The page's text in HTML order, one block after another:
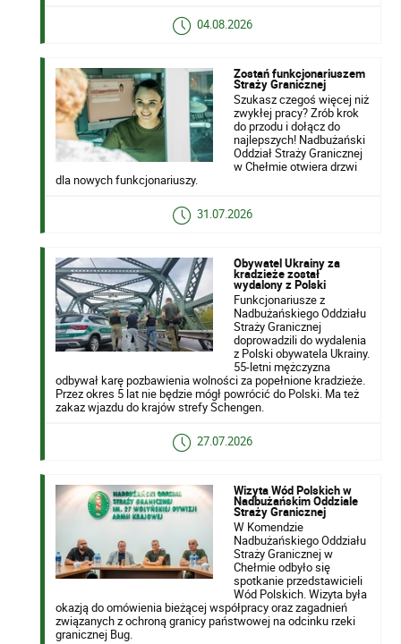
04.08.2026
Zostań funkcjonariuszem
Straży Granicznej
Szukasz czegoś więcej niż
zwykłej pracy? Zrób krok
do przodu i dołącz do
najlepszych! Nadbużański
Oddział Straży Granicznej
w Chełmie otwiera drzwi
dla nowych funkcjonariuszy.
31.07.2026
Obywatel Ukrainy za
kradzieże został
wydalony z Polski
Funkcjonariusze z
Nadbużańskiego Oddziału
Straży Granicznej
doprowadzili do wydalenia
z Polski obywatela Ukrainy.
55-letni mężczyzna
odbywał karę pozbawienia wolności za popełnione kradzieże.
Przez okres 5 lat nie będzie mógł powrócić do Polski. Ma też
zakaz wjazdu do krajów strefy Schengen.
27.07.2026
Wizyta Wód Polskich w
Nadbużańskim Oddziale
Straży Granicznej
W Komendzie
Nadbużańskiego Oddziału
Straży Granicznej w
Chełmie odbyło się
spotkanie przedstawicieli
Wód Polskich. Wizyta była
okazją do omówienia bieżącej współpracy oraz zagadnień
związanych z ochroną granicy państwowej na odcinku rzeki
granicznej Bug.